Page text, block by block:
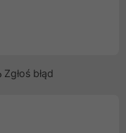
Zgłoś błąd